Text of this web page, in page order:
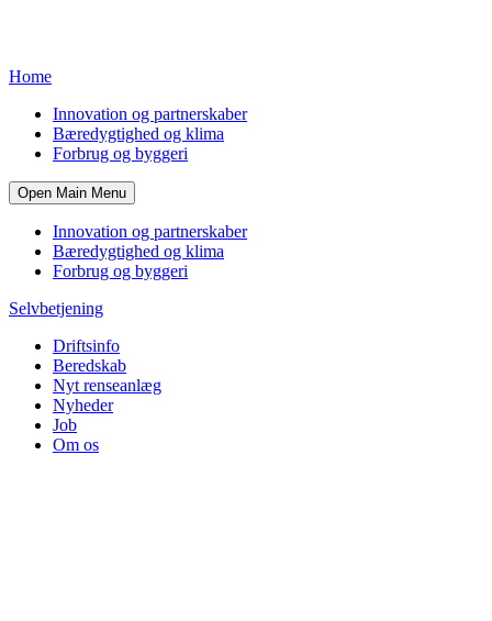
Home
Innovation og partnerskaber
Bæredygtighed og klima
Forbrug og byggeri
Open Main Menu
Innovation og partnerskaber
Bæredygtighed og klima
Forbrug og byggeri
Selvbetjening
Driftsinfo
Beredskab
Nyt renseanlæg
Nyheder
Job
Om os